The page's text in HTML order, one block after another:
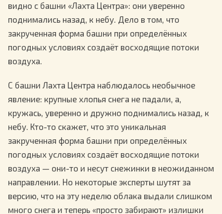
видно с башни «Лахта Центра»: они уверенно
поднимались назад, к небу. Дело в том, что
закрученная форма башни при определённых
погодных условиях создаёт восходящие потоки
воздуха.
С башни Лахта Центра наблюдалось необычное
явление: крупные хлопья снега не падали, а,
кружась, уверенно и дружно поднимались назад, к
небу. Кто-то скажет, что это уникальная
закрученная форма башни при определённых
погодных условиях создаёт восходящие потоки
воздуха — они-то и несут снежинки в неожиданном
направлении. Но некоторые эксперты шутят за
версию, что на эту неделю облака выдали слишком
много снега и теперь «просто забирают» излишки